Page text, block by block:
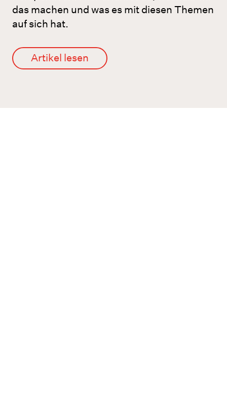
das machen und was es mit diesen Themen
auf sich hat.
Artikel lesen